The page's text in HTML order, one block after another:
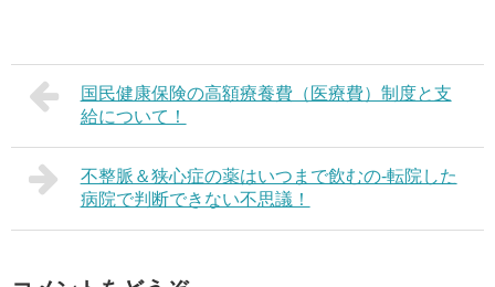
国民健康保険の高額療養費（医療費）制度と支
給について！
不整脈＆狭心症の薬はいつまで飲むの-転院した
病院で判断できない不思議！